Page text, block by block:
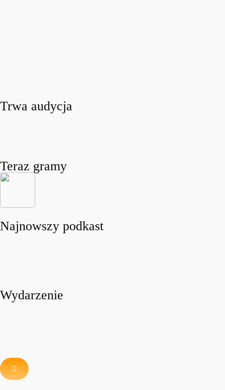
Trwa audycja
Teraz gramy
Najnowszy podkast
Wydarzenie